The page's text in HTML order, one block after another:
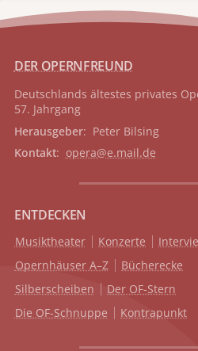
DER OPERNFREUND
Deutschlands ältestes privates
57. Jahrgang
Herausgeber: Peter Bilsing
Kontakt: opera@e.mail.de
ENTDECKEN
Musiktheater Konzerte
Opernhäuser A–Z
Bücherecke
Silberscheiben
Der OF-Stern
Die OF-Schnuppe
Kontrapunkt